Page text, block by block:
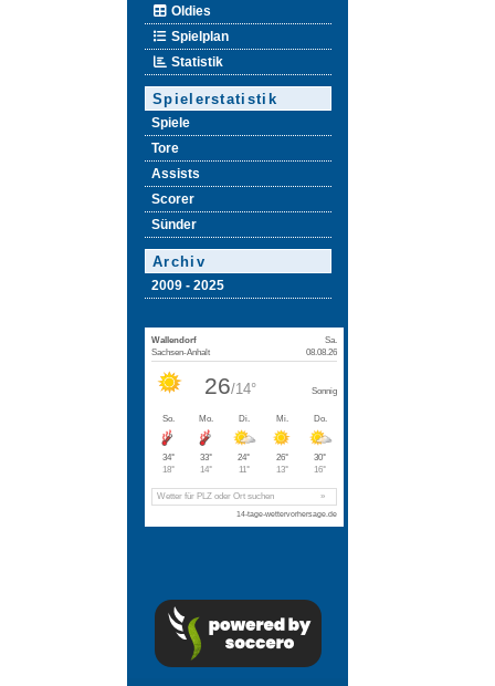
Oldies
Spielplan
Statistik
Spielerstatistik
Spiele
Tore
Assists
Scorer
Sünder
Archiv
2009 - 2025